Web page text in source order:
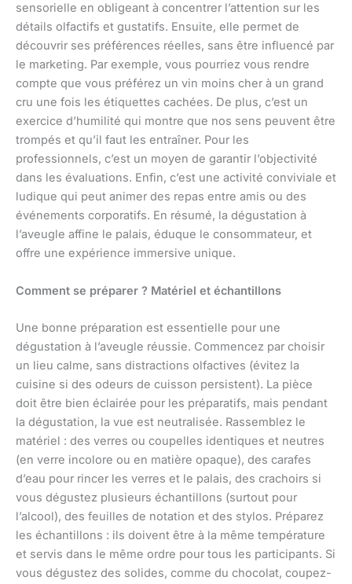
sensorielle en obligeant à concentrer l’attention sur les
détails olfactifs et gustatifs. Ensuite, elle permet de
découvrir ses préférences réelles, sans être influencé par
le marketing. Par exemple, vous pourriez vous rendre
compte que vous préférez un vin moins cher à un grand
cru une fois les étiquettes cachées. De plus, c’est un
exercice d’humilité qui montre que nos sens peuvent être
trompés et qu’il faut les entraîner. Pour les
professionnels, c’est un moyen de garantir l’objectivité
dans les évaluations. Enfin, c’est une activité conviviale et
ludique qui peut animer des repas entre amis ou des
événements corporatifs. En résumé, la dégustation à
l’aveugle affine le palais, éduque le consommateur, et
offre une expérience immersive unique.
Comment se préparer ? Matériel et échantillons
Une bonne préparation est essentielle pour une
dégustation à l’aveugle réussie. Commencez par choisir
un lieu calme, sans distractions olfactives (évitez la
cuisine si des odeurs de cuisson persistent). La pièce
doit être bien éclairée pour les préparatifs, mais pendant
la dégustation, la vue est neutralisée. Rassemblez le
matériel : des verres ou coupelles identiques et neutres
(en verre incolore ou en matière opaque), des carafes
d’eau pour rincer les verres et le palais, des crachoirs si
vous dégustez plusieurs échantillons (surtout pour
l’alcool), des feuilles de notation et des stylos. Préparez
les échantillons : ils doivent être à la même température
et servis dans le même ordre pour tous les participants. Si
vous dégustez des solides, comme du chocolat, coupez-